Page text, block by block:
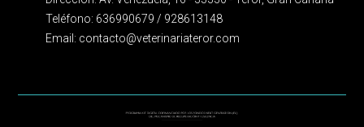
Teléfono: 636990679 / 928613148
Email: contacto@veterinariateror.com